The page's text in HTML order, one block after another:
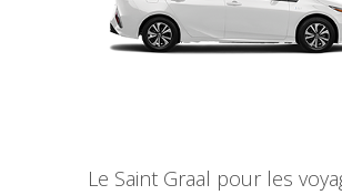
Le Saint Graal pour les